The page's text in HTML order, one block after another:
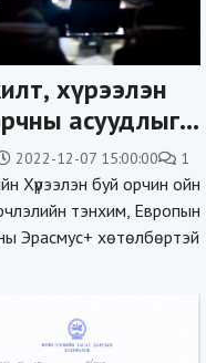
хүрээлэн
асуудлыг
2022-12-07 15:00:00 1
Хүрээлэн буй орчин ойн
тэнхим, Европын
Эрасмус+ хөтөлбөртэй